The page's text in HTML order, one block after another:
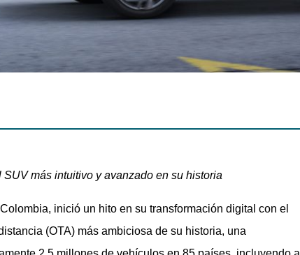
más intuitivo y avanzado en su historia
inició un hito en su transformación digital con el
(OTA) más ambiciosa de su historia, una